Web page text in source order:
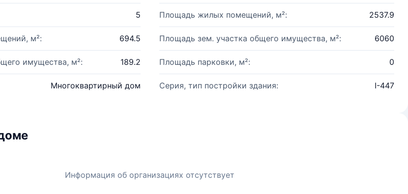
5 Площадь жилых помещений, м²: 2537.9
м²: 694.5 Площадь зем. участка общего имущества, м²: 6060
имущества, м²: 189.2 Площадь парковки, м²: 0
Многоквартирный дом Серия, тип постройки здания: I-447
Информация об организациях отсутствует